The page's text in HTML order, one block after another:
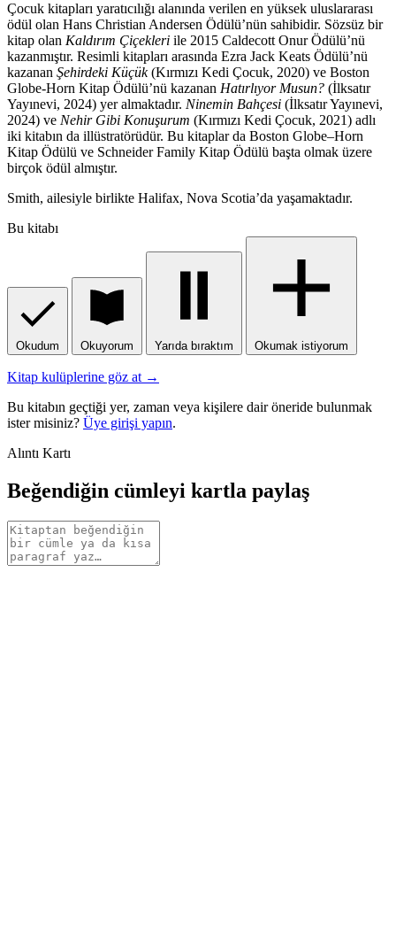
Çocuk kitapları yaratıcılığı alanında verilen en yüksek uluslararası
ödül olan Hans Christian Andersen Ödülü’nün sahibidir. Sözsüz bir
kitap olan Kaldırım Çiçekleri ile 2015 Caldecott Onur Ödülü’nü
kazanmıştır. Resimli kitapları arasında Ezra Jack Keats Ödülü’nü
kazanan Şehirdeki Küçük(Kırmızı Kedi Çocuk, 2020) ve Boston
Globe-Horn Kitap Ödülü’nü kazanan Hatırlıyor Musun? (İlksatır
Yayınevi, 2024) yer almaktadır. Ninemin Bahçesi (İlksatır Yayınevi,
2024) ve Nehir Gibi Konuşurum (Kırmızı Kedi Çocuk, 2021) adlı
iki kitabın da illüstratörüdür. Bu kitaplar da Boston Globe–Horn
Kitap Ödülü ve Schneider Family Kitap Ödülü başta olmak üzere
birçok ödül almıştır.
Smith, ailesiyle birlikte Halifax, Nova Scotia’da yaşamaktadır.
Bu kitabı
Okudum Okuyorum Yarıda bıraktım Okumak istiyorum
Kitap kulüplerine göz at →
Bu kitabın geçtiği yer, zaman veya kişilere dair öneride bulunmak
ister misiniz? Üye girişi yapın.
Alıntı Kartı
Beğendiğin cümleyi kartla paylaş
Alıntı
metni